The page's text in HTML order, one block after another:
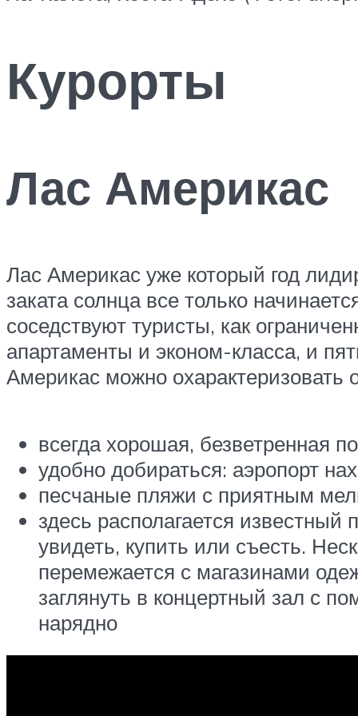
Курорты
Лас Америкас
Лас Америкас уже который год
заката солнца все только
соседствуют туристы, как
апартаменты и эконом-класса, и
Америкас можно охарактеризовать
всегда хорошая, безветренная
удобно добираться: аэропорт
песчаные пляжи с приятным
здесь располагается известный
увидеть, купить или съесть.
перемежается с магазинами
заглянуть в концертный зал с
нарядно